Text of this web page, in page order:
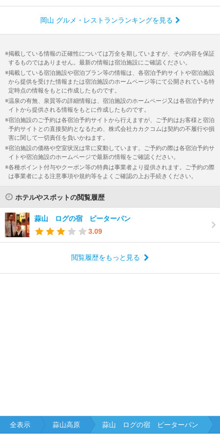
岡山 グルメ・レストランランキングを見る
掲載している情報の正確性については万全を期していますが、その内容を保証
するものではありません。最新の情報は宿泊施設にご確認ください。
掲載している宿泊施設や宿泊プラン等の情報は、各宿泊予約サイトや宿泊施設
から提供を受けた情報または宿泊施設のホームページ等にて公開されている特
定時点の情報をもとに作成したものです。
温泉の有無、泉質等の詳細情報は、宿泊施設のホームページ又は各宿泊予約サ
イトから提供される情報をもとに作成したものです。
宿泊施設のご予約は各宿泊予約サイトから行えますが、ご予約はお客様と宿泊
予約サイトとの直接契約となるため、株式会社カカクコムは契約の不履行や損
害に関して一切責任を負いかねます。
宿泊施設の価格や空室状況は常に変動しています。ご予約の際は各宿泊予約サ
イトや宿泊施設のホームページで最新の情報をご確認ください。
各種ポイント付与やクーポン等の特典は事業者より提供されます。ご予約の際
は事業者による注意事項や規約等をよくご確認の上お手続きください。
ホテルやスポットの閲覧履歴
蒜山 ログの宿 ピーターパン
3.09
閲覧履歴をもっと見る
全表示 蒜山高原 蒜山 ログの宿 ピーターパン